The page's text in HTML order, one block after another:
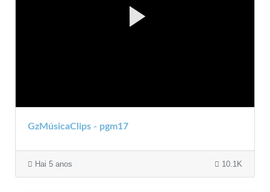
GzMúsicaClips - pgm17
Hai 5 anos 10.1K